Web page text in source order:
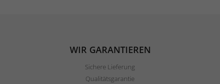
WIR GARANTIEREN
Sichere Lieferung
Qualitätsgarantie